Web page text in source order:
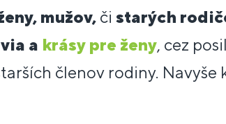
mužov, či starých
a krásy pre ženy, cez
členov rodiny. Navyše